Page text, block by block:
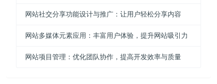
网站社交分享功能设计与推广：让用户轻松分享内容
网站多媒体元素应用：丰富用户体验，提升网站吸引力
网站项目管理：优化团队协作，提高开发效率与质量